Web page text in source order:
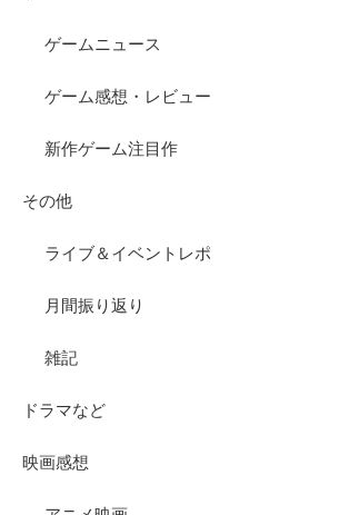
ゲームニュース
ゲーム感想・レビュー
新作ゲーム注目作
その他
ライブ＆イベントレポ
月間振り返り
雑記
ドラマなど
映画感想